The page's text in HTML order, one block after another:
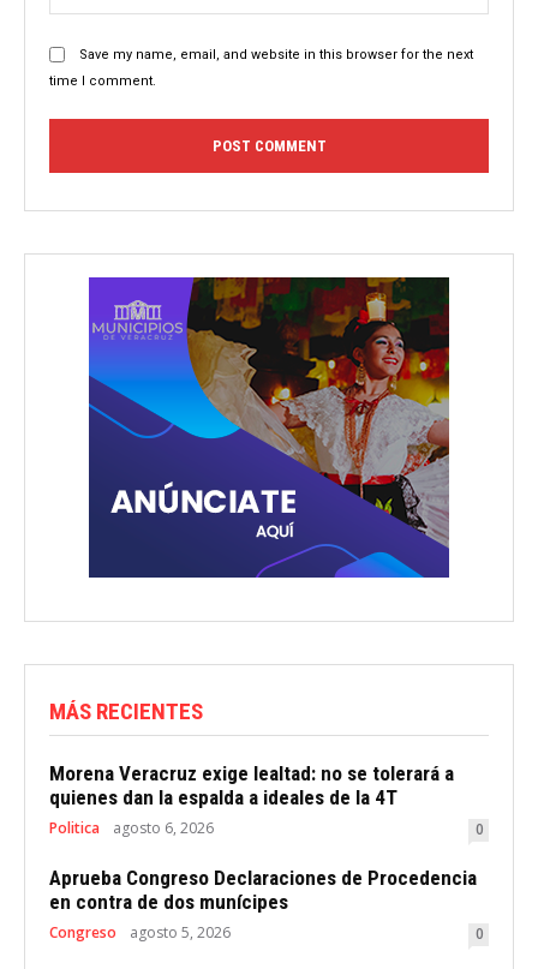
Save my name, email, and website in this browser for the next
time I comment.
MÁS RECIENTES
Morena Veracruz exige lealtad: no se tolerará a
quienes dan la espalda a ideales de la 4T
Politica agosto 6, 2026 0
Aprueba Congreso Declaraciones de Procedencia
en contra de dos munícipes
Congreso agosto 5, 2026 0